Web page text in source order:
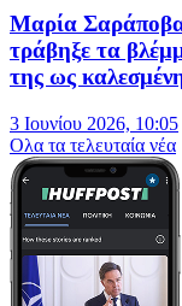
Μαρία
τράβηξε τα
της ως
3 Ιουνίου 2026, 10:05
Oλα τα τελευταία νέα